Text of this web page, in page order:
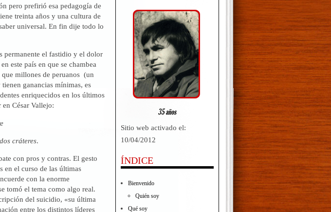
pero prefirió esa pedagogía de
treinta años y una cultura de
universal. En fin dije todo lo
permanente el fastidio y el dolor
este país en que se chambea
millones de peruanos (un
ganancias mínimas, es
enriquecidos en los últimos
en César Vallejo:
cráteres.
con pros y contras. El gesto
en el curso de las últimas
con la enorme
tomó el tema como algo real.
del suicidio, «su última
entre los distintos líderes
Sitio web activado el:
10/04/2012
ÍNDICE
Bienvenido
Quién soy
Qué soy